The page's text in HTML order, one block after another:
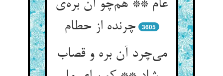
عام ** هم‌چو آن بره‌ی
چرنده از حطام
3605
می‌چرد آن بره و قصاب